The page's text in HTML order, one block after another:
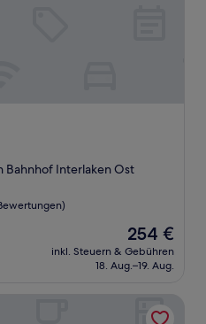
Bahnhof Interlaken Ost
Der
Preis
beträgt
254 €
inkl. Steuern & Gebühren
18. Aug.–19. Aug.